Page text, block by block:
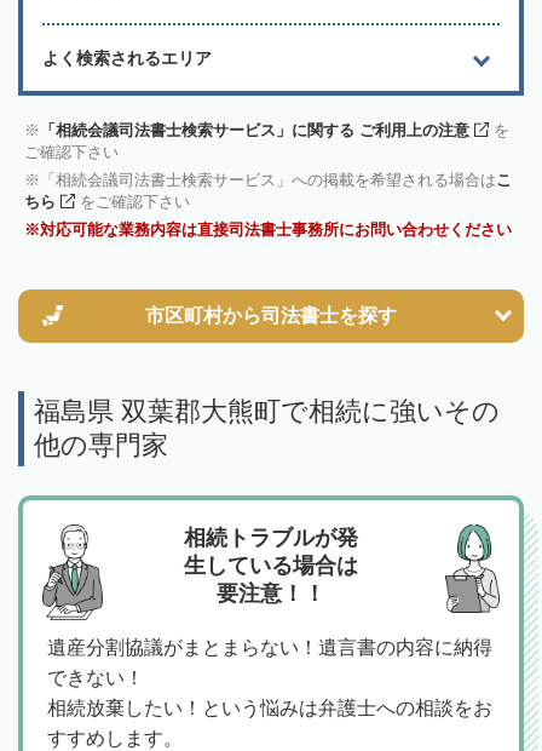
よく検索されるエリア
「相続会議司法書士検索サービス」に関する ご利用上の注意
を
ご確認下さい
「相続会議司法書士検索サービス」への掲載を希望される場合はこ
ちら
をご確認下さい
対応可能な業務内容は直接司法書士事務所にお問い合わせください
市区町村から司法書士を探す
福島県 双葉郡大熊町で相続に強いその
他の専門家
相続トラブルが発
生している場合は
要注意！！
遺産分割協議がまとまらない！遺言書の内容に納得
できない！
相続放棄したい！という悩みは弁護士への相談をお
すすめします。